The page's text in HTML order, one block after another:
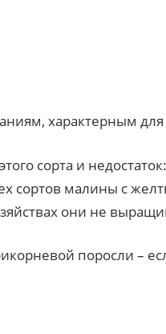
характерным
сорта и
сортов малины с
они не
поросли –